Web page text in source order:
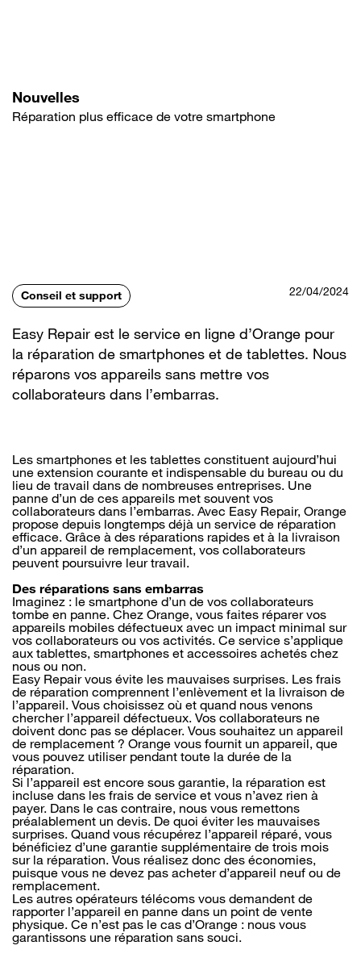
Nouvelles
Réparation plus efficace de votre smartphone
Conseil et support 22/04/2024
Easy Repair est le service en ligne d’Orange pour
la réparation de smartphones et de tablettes. Nous
réparons vos appareils sans mettre vos
collaborateurs dans l’embarras.
Les smartphones et les tablettes constituent aujourd’hui
une extension courante et indispensable du bureau ou du
lieu de travail dans de nombreuses entreprises. Une
panne d’un de ces appareils met souvent vos
collaborateurs dans l’embarras. Avec Easy Repair, Orange
propose depuis longtemps déjà un service de réparation
efficace. Grâce à des réparations rapides et à la livraison
d’un appareil de remplacement, vos collaborateurs
peuvent poursuivre leur travail.
Des réparations sans embarras
Imaginez : le smartphone d’un de vos collaborateurs
tombe en panne. Chez Orange, vous faites réparer vos
appareils mobiles défectueux avec un impact minimal sur
vos collaborateurs ou vos activités. Ce service s’applique
aux tablettes, smartphones et accessoires achetés chez
nous ou non.
Easy Repair vous évite les mauvaises surprises. Les frais
de réparation comprennent l’enlèvement et la livraison de
l’appareil. Vous choisissez où et quand nous venons
chercher l’appareil défectueux. Vos collaborateurs ne
doivent donc pas se déplacer. Vous souhaitez un appareil
de remplacement ? Orange vous fournit un appareil, que
vous pouvez utiliser pendant toute la durée de la
réparation.
Si l’appareil est encore sous garantie, la réparation est
incluse dans les frais de service et vous n’avez rien à
payer. Dans le cas contraire, nous vous remettons
préalablement un devis. De quoi éviter les mauvaises
surprises. Quand vous récupérez l’appareil réparé, vous
bénéficiez d’une garantie supplémentaire de trois mois
sur la réparation. Vous réalisez donc des économies,
puisque vous ne devez pas acheter d’appareil neuf ou de
remplacement.
Les autres opérateurs télécoms vous demandent de
rapporter l’appareil en panne dans un point de vente
physique. Ce n’est pas le cas d’Orange : nous vous
garantissons une réparation sans souci.